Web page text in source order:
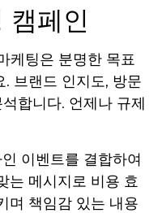
캠페인
케팅은 분명한 목표
브랜드 인지도, 방문
합니다. 언제나 규제
이벤트를 결합하여
는 메시지로 비용 효
며 책임감 있는 내용